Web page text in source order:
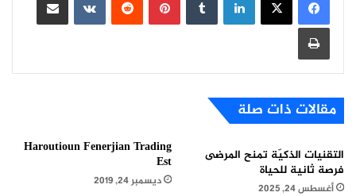
طباعة
مقالات ذات صلة
التقنيات الذكيّة تمنح المرضى
فرصة ثانية للحياة
أغسطس 24, 2025
Haroutioun Fenerjian Trading
Est
ديسمبر 24, 2019